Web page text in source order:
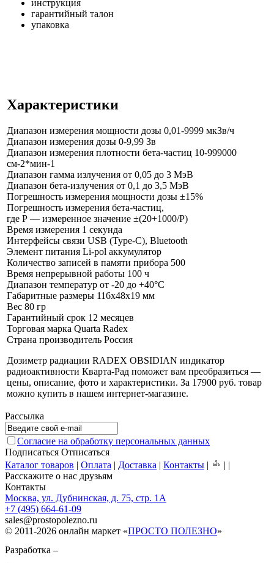
инструкция
гарантийный талон
упаковка
Характеристики
Диапазон измерения мощности дозы 0,01-9999 мкЗв/ч
Диапазон измерения дозы 0-9,99 Зв
Диапазон измерения плотности бета-частиц 10-999000
см-2*мин-1
Диапазон гамма излучения от 0,05 до 3 МэВ
Диапазон бета-излучения от 0,1 до 3,5 МэВ
Погрешность измерения мощности дозы ±15%
Погрешность измерения бета-частиц,
где Р — измеренное значение ±(20+1000/P)
Время измерения 1 секунда
Интерфейсы связи USB (Type-C), Bluetooth
Элемент питания Li-pol аккумулятор
Количество записей в памяти прибора 500
Время непрерывной работы 100 ч
Диапазон температур от -20 до +40°С
Габаритные размеры 116х48х19 мм
Вес 80 гр
Гарантийный срок 12 месяцев
Торговая марка Quarta Radex
Страна производитель Россия
Дозиметр радиации RADEX OBSIDIAN индикатор
радиоактивности Кварта-Рад поможет вам преобразиться —
цены, описание, фото и характеристики. За 17900 руб. товар
можно купить в нашем интернет-магазине.
Рассылка
Согласие на обработку персональных данных
Подписаться Отписаться
Каталог товаров | Оплата | Доставка | Контакты | | |
Расскажите о нас друзьям
Контакты
Москва, ул. Дубнинская, д. 75, стр. 1А
+7 (495) 664-61-09
sales@prostopolezno.ru
© 2011-2026 онлайн маркет «ПРОСТО ПОЛЕЗНО»
Разработка –